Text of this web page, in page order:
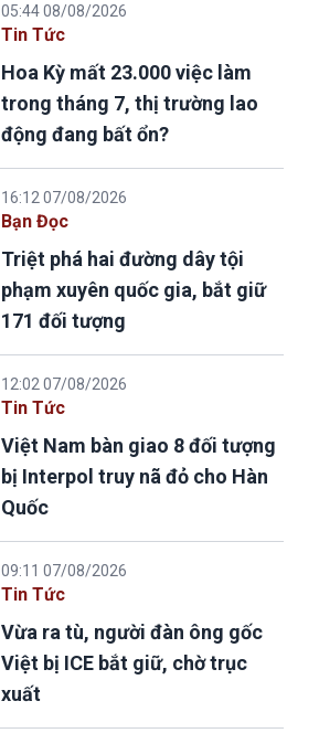
05:44 08/08/2026
Tin Tức
Hoa Kỳ mất 23.000 việc làm
trong tháng 7, thị trường lao
động đang bất ổn?
16:12 07/08/2026
Bạn Đọc
Triệt phá hai đường dây tội
phạm xuyên quốc gia, bắt giữ
171 đối tượng
12:02 07/08/2026
Tin Tức
Việt Nam bàn giao 8 đối tượng
bị Interpol truy nã đỏ cho Hàn
Quốc
09:11 07/08/2026
Tin Tức
Vừa ra tù, người đàn ông gốc
Việt bị ICE bắt giữ, chờ trục
xuất